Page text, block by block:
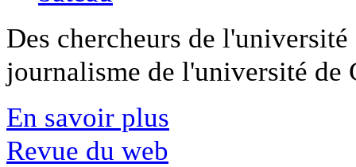
Des chercheurs de
journalisme de l'université
En savoir plus
Revue du web